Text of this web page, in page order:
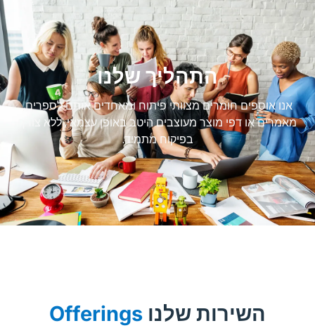
התהליך שלנו
אנו אוספים חומרים מצוותי פיתוח ומאחדים אותם לספרים,
מאמרים או דפי מוצר מעוצבים היטב באופן עצמאי, ללא צורך
בפיקוח מתמיד.
השירות שלנוOfferings